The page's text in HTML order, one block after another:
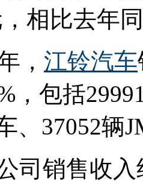
相比去年
， 江铃汽车
，包括
、37052辆
司销售收